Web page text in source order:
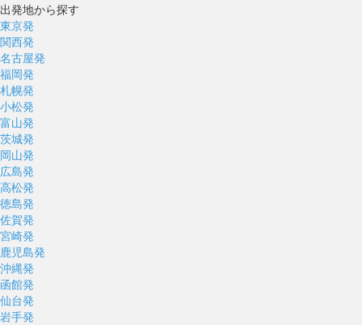
出発地から探す
東京発
関西発
名古屋発
福岡発
札幌発
小松発
富山発
茨城発
岡山発
広島発
高松発
徳島発
佐賀発
宮崎発
鹿児島発
沖縄発
函館発
仙台発
岩手発